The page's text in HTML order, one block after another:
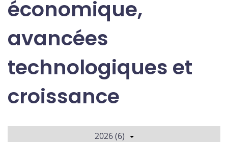
économique,
avancées
technologiques et
croissance
2026 (6)